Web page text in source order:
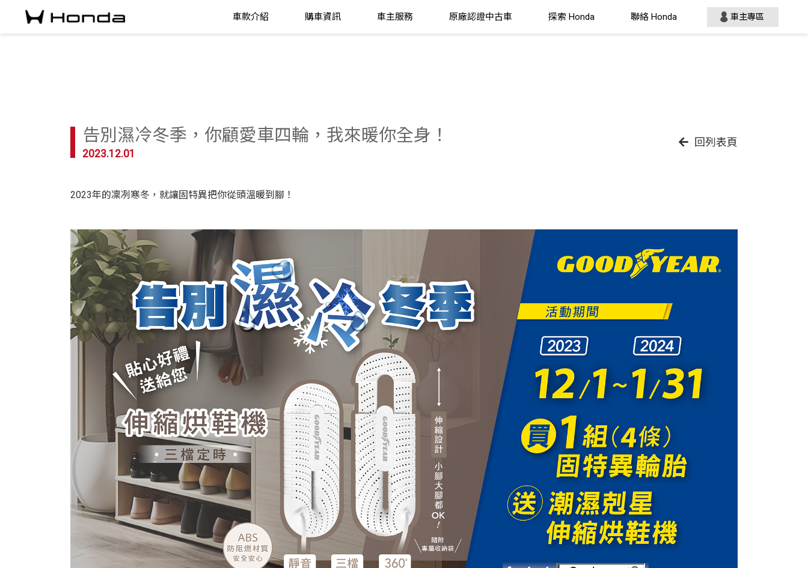
車款介紹 購車資訊 車主服務 原廠認證中古車 探索 Honda 聯絡 Honda 車主專區
告別濕冷冬季，你顧愛車四輪，我來暖你全身！
2023.12.01
回列表頁
2023年的凜冽寒冬，就讓固特異把你從頭溫暖到腳！